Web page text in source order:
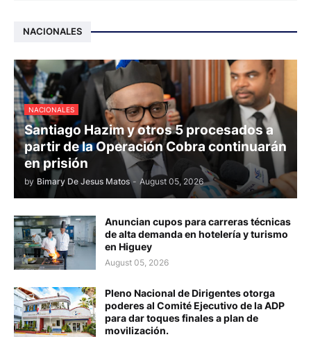
NACIONALES
NACIONALES
Santiago Hazim y otros 5 procesados a
partir de la Operación Cobra continuarán
en prisión
by Bimary De Jesus Matos - August 05, 2026
Anuncian cupos para carreras técnicas
de alta demanda en hotelería y turismo
en Higuey
August 05, 2026
Pleno Nacional de Dirigentes otorga
poderes al Comité Ejecutivo de la ADP
para dar toques finales a plan de
movilización.